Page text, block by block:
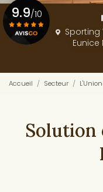
Sporting
Eunice
9.9/10
Accueil Secteur L'Union